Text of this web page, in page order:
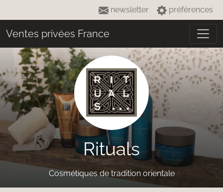
newsletter préférences
Ventes privées France
Rituals
Cosmétiques de tradition orientale